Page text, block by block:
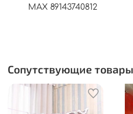
МАХ 89143740812
Сопутствующие товары